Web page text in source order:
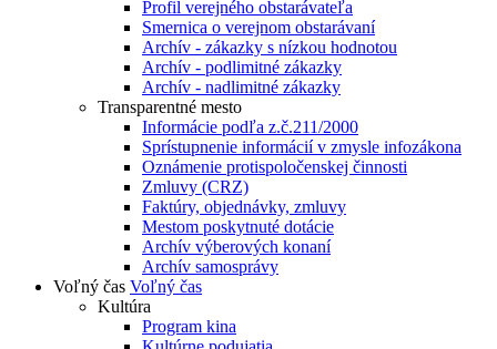
Profil verejného obstarávateľa
Smernica o verejnom obstarávaní
Archív - zákazky s nízkou hodnotou
Archív - podlimitné zákazky
Archív - nadlimitné zákazky
Transparentné mesto
Informácie podľa z.č.211/2000
Sprístupnenie informácií v zmysle infozákona
Oznámenie protispoločenskej činnosti
Zmluvy (CRZ)
Faktúry, objednávky, zmluvy
Mestom poskytnuté dotácie
Archív výberových konaní
Archív samosprávy
Voľný čas Voľný čas
Kultúra
Program kina